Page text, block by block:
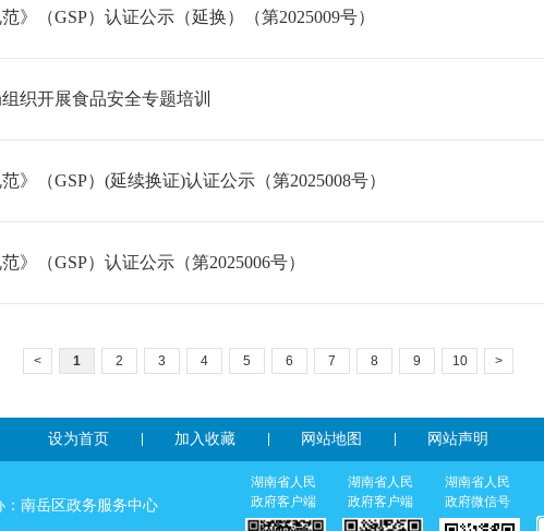
（GSP）认证公示（延换）（第2025009号）
织开展食品安全专题培训
（GSP）(延续换证)认证公示（第2025008号）
（GSP）认证公示（第2025006号）
< 1 2 3 4 5 6 7 8 9 10 >
设为首页 加入收藏 网站地图 网站声明
南岳区政务服务中心
湖南省人民
政府客户端
湖南省人民
政府客户端
湖南省人民
政府微信号